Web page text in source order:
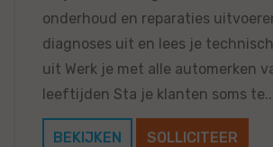
onderhoud en reparaties
diagnoses uit en lees je
uit Werk je met alle automerken
leeftijden Sta je klanten soms te...
BEKIJKEN SOLLICITEER